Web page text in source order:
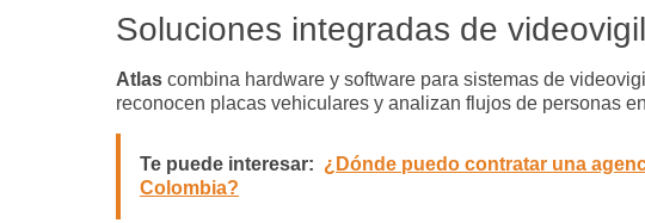
Soluciones integradas de
Atlas combina hardware y software para sistemas de
reconocen placas vehiculares y analizan flujos de personas
Te puede interesar: ¿Dónde puedo contratar una
Colombia?